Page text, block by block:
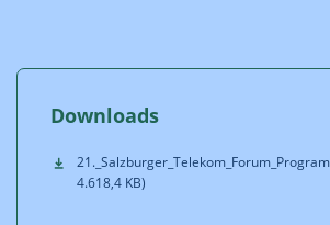
Downloads
4.618,4 KB)